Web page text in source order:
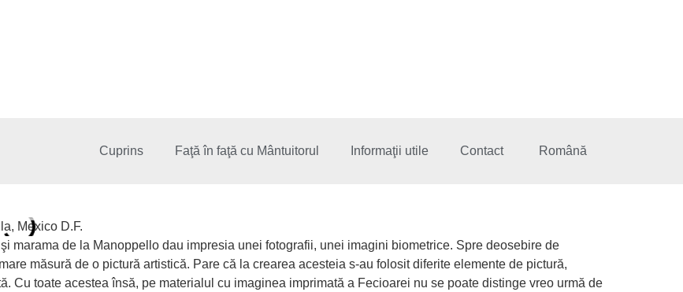
Cuprins Faţă în faţă cu Mântuitorul Informaţii utile Contact Română
marama de la Manoppello dau impresia unei fotografii, unei imagini biometrice. Spre deosebire de
măsură de o pictură artistică. Pare că la crearea acesteia s-au folosit diferite elemente de pictură,
Cu toate acestea însă, pe materialul cu imaginea imprimată a Fecioarei nu se poate distinge vreo urmă de